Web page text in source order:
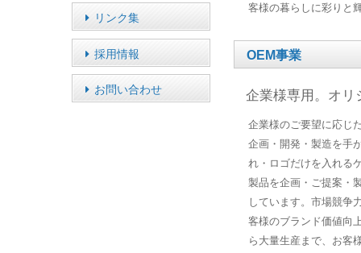
客様の暮らしに彩りと
OEM事業
企業様専用。オリ
企業様のご要望に応じ
企画・開発・製造を手
れ・ロゴだけを入れる
製品を企画・ご提案・
しています。市場競争
客様のブランド価値向
ら大量生産まで、お客
リンク集
採用情報
お問い合わせ